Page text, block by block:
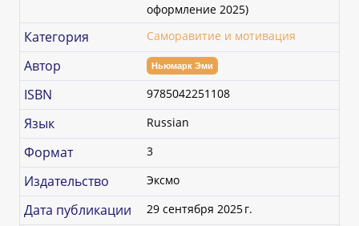
оформление 2025)
Категория Саморавитие и мотивация
Автор Ньюмарк Эми
ISBN 9785042251108
Язык Russian
Формат 3
Издательство Эксмо
Дата публикации 29 сентября 2025 г.